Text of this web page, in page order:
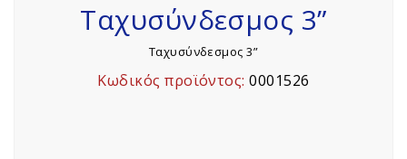
Ταχυσύνδεσμος 3”
Ταχυσύνδεσμος 3”
Κωδικός προϊόντος:0001526